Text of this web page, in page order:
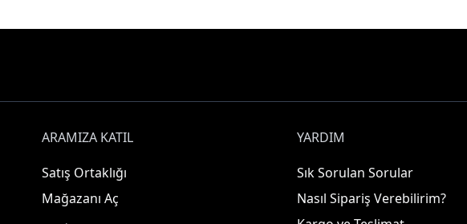
ARAMIZA KATIL
Satış Ortaklığı
Mağazanı Aç
YARDIM
Sık Sorulan Sorular
Nasıl Sipariş Verebilirim?